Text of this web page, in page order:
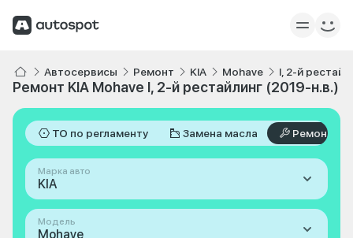
Автосервисы Ремонт KIA Mohave I, 2-й
Ремонт KIA Mohave I, 2-й рестайлинг (2019-н.в.)
ТО по регламенту Замена масла Ремонт
Марка авто
KIA
Модель
Mohave